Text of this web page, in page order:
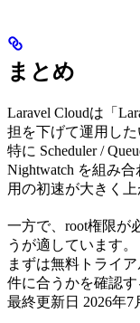
まとめ
Laravel Cloudは「
担を下げて運用した
特に Scheduler /
Nightwatch を組み
用の初速が大きく上
一方で、root権限が
うが適しています。
まずは無料トライ
件に合うかを確認す
最終更新日 2026年7